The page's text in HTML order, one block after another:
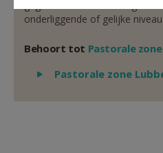
onderliggende of gelijke niveau.
Behoort tot Pastorale
Weergeven
Pastorale zone